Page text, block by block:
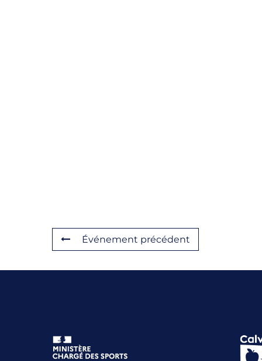
Événement précédent